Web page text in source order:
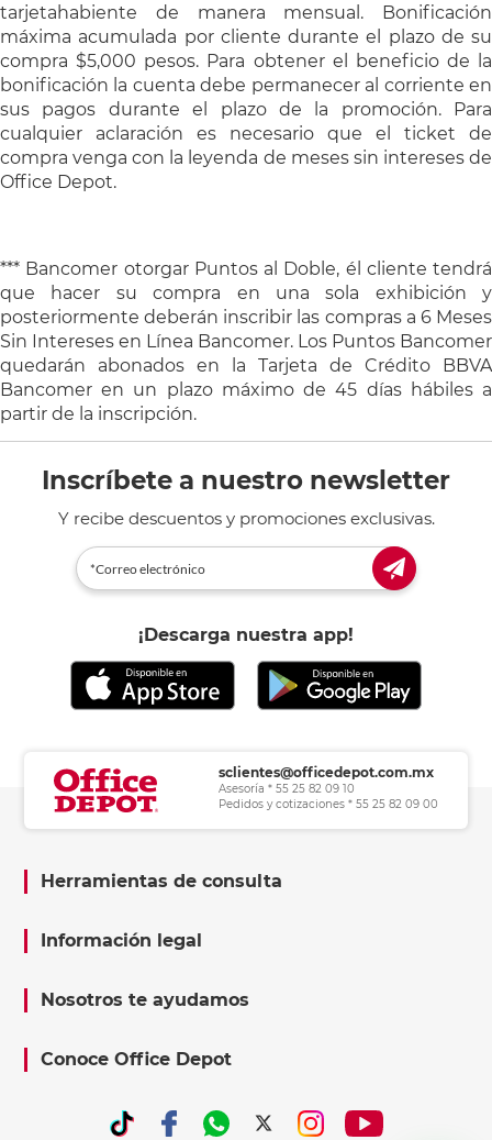
tarjetahabiente de manera mensual. Bonificación
máxima acumulada por cliente durante el plazo de su
compra $5,000 pesos. Para obtener el beneficio de la
bonificación la cuenta debe permanecer al corriente en
sus pagos durante el plazo de la promoción. Para
cualquier aclaración es necesario que el ticket de
compra venga con la leyenda de meses sin intereses de
Office Depot.
*** Bancomer otorgar Puntos al Doble, él cliente tendrá
que hacer su compra en una sola exhibición y
posteriormente deberán inscribir las compras a 6 Meses
Sin Intereses en Línea Bancomer. Los Puntos Bancomer
quedarán abonados en la Tarjeta de Crédito BBVA
Bancomer en un plazo máximo de 45 días hábiles a
partir de la inscripción.
Inscríbete a nuestro newsletter
Y recibe descuentos y promociones exclusivas.
¡Descarga nuestra app!
sclientes@officedepot.com.mx
Asesoría * 55 25 82 09 10
Pedidos y cotizaciones * 55 25 82 09 00
Herramientas de consulta
Información legal
Nosotros te ayudamos
Conoce Office Depot